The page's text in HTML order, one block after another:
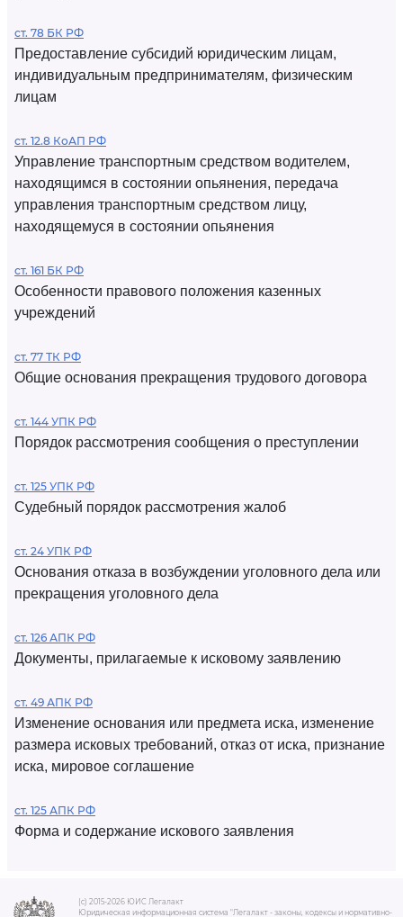
ст. 78 БК РФ
Предоставление субсидий юридическим лицам,
индивидуальным предпринимателям, физическим
лицам
ст. 12.8 КоАП РФ
Управление транспортным средством водителем,
находящимся в состоянии опьянения, передача
управления транспортным средством лицу,
находящемуся в состоянии опьянения
ст. 161 БК РФ
Особенности правового положения казенных
учреждений
ст. 77 ТК РФ
Общие основания прекращения трудового договора
ст. 144 УПК РФ
Порядок рассмотрения сообщения о преступлении
ст. 125 УПК РФ
Судебный порядок рассмотрения жалоб
ст. 24 УПК РФ
Основания отказа в возбуждении уголовного дела или
прекращения уголовного дела
ст. 126 АПК РФ
Документы, прилагаемые к исковому заявлению
ст. 49 АПК РФ
Изменение основания или предмета иска, изменение
размера исковых требований, отказ от иска, признание
иска, мировое соглашение
ст. 125 АПК РФ
Форма и содержание искового заявления
(c) 2015-2026 ЮИС Легалакт
Юридическая информационная система "Легалакт - законы, кодексы и нормативно-